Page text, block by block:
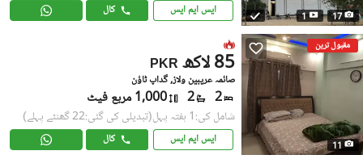
17
1 ایس ایم ایس کال
مقبول ترین
11
PKR 85 لاکھ
صائمہ عریبین ولاز, گداپ ٹاؤن
2
2 1,000 مربع فیٹ
شامل کی:1 ہفتہ پہل (تبدیلی کی گئی:22 گھنٹے پہلے)
ایس ایم ایس کال